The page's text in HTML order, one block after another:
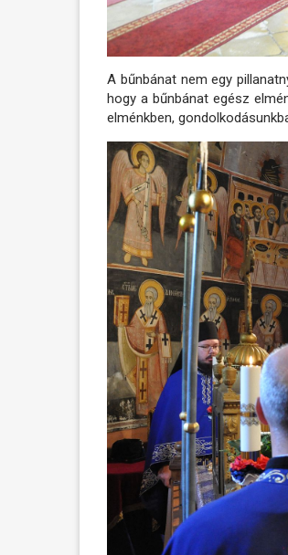
A bűnbánat nem egy
hogy a bűnbánat egész
elménkben,